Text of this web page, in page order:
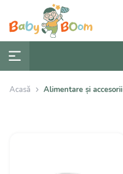
Acasă Alimentare și accesorii